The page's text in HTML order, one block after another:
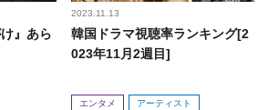
』あら
2023.11.13
韓国ドラマ視聴率ランキング[2
023年11月2週目]
エンタメ アーティスト